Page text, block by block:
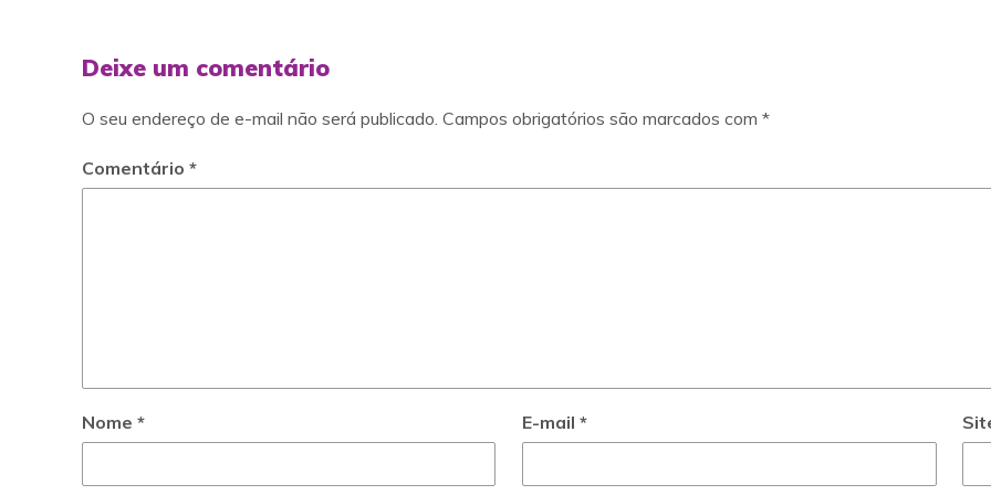
Deixe um comentário
O seu endereço de e-mail não será publicado. Campos obrigatórios são marcados com*
Comentário*
Nome* E-mail*